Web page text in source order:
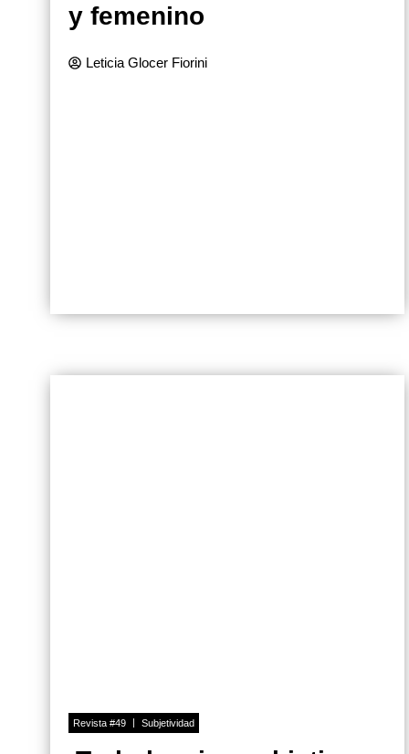
y femenino
Leticia Glocer Fiorini
Revista #49 Subjetividad